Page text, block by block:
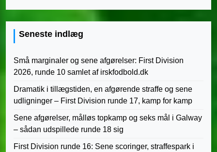
Seneste indlæg
Små marginaler og sene afgørelser: First Division
2026, runde 10 samlet af irskfodbold.dk
Dramatik i tillægstiden, en afgørende straffe og sene
udligninger – First Division runde 17, kamp for kamp
Sene afgørelser, målløs topkamp og seks mål i Galway
– sådan udspillede runde 18 sig
First Division runde 16: Sene scoringer, straffespark i